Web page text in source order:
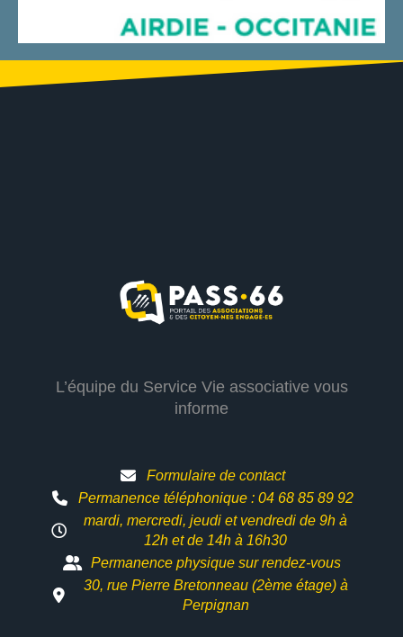
L’équipe du Service Vie associative vous
informe
Formulaire de contact
Permanence téléphonique : 04 68 85 89 92
mardi, mercredi, jeudi et vendredi de 9h à
12h etde 14h à 16h30
Permanence physique sur rendez-vous
30, rue Pierre Bretonneau (2ème étage) à
Perpignan